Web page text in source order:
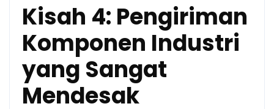
Kisah 4: Pengiriman
Komponen Industri
yang Sangat
Mendesak